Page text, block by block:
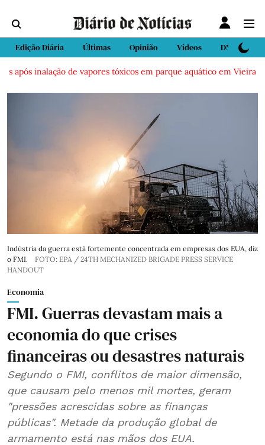
Edição Diária Últimas Opinião Vídeos DN Sport
inalação de vapores tóxicos em parque aquático em Vieira de
Indústria da guerra está fortemente concentrada em empresas dos EUA, diz
o FMI.
FOTO: EPA / 24TH MECHANIZED BRIGADE PRESS SERVICE
HANDOUT
Economia
FMI. Guerras devastam mais a
economia do que crises
financeiras ou desastres naturais
Segundo o FMI, conflitos de maior dimensão,
que causam pelo menos mil mortes, geram
"pressões acrescidas sobre as finanças
públicas". Metade da produção global de
armamento está nas mãos dos EUA.